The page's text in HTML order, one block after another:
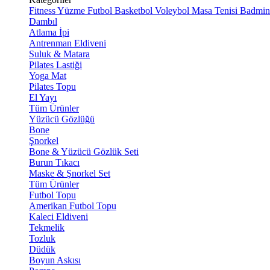
FitnessYüzme Futbol Basketbol Voleybol Masa Tenisi
Dambıl
Atlama İpi
Antrenman Eldiveni
Suluk & Matara
Pilates Lastiği
Yoga Mat
Pilates Topu
El Yayı
Tüm Ürünler
Yüzücü Gözlüğü
Bone
Şnorkel
Bone & Yüzücü Gözlük Seti
Burun Tıkacı
Maske & Şnorkel Set
Tüm Ürünler
Futbol Topu
Amerikan Futbol Topu
Kaleci Eldiveni
Tekmelik
Tozluk
Düdük
Boyun Askısı